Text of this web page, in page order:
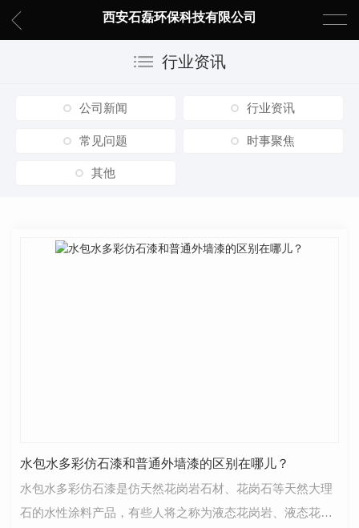
西安石磊环保科技有限公司
行业资讯
公司新闻 行业资讯
常见问题 时事聚焦
其他
水包水多彩仿石漆和普通外墙漆的区别在哪儿？
水包水多彩仿石漆是仿天然花岗岩石材、花岗石等天然大理
石的水性涂料产品，有些人将之称为液态花岗岩、液态花岗